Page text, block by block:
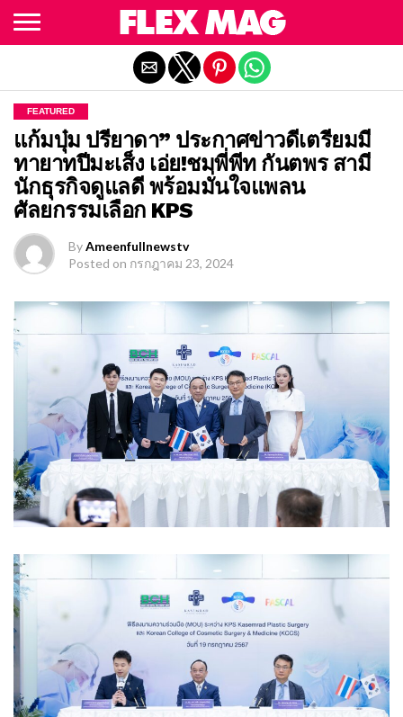
FEATURED
แก้มบุ๋ม ปรียาดา” ประกาศข่าวดีเตรียมมี
ทายาทปีมะเส็ง เอ่ย!ชมพี่พีท กันตพร สามี
นักธุรกิจดูแลดี พร้อมมั่นใจแพลน
ศัลยกรรมเลือก KPS
ByAmeenfullnewstv
Posted on กรกฎาคม 23, 2024
Exit mobile version